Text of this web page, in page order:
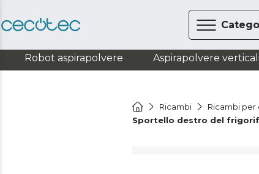
Robot aspirapolvere Aspirapolvere verticali
Ricambi Ricambi
Sportello destro del